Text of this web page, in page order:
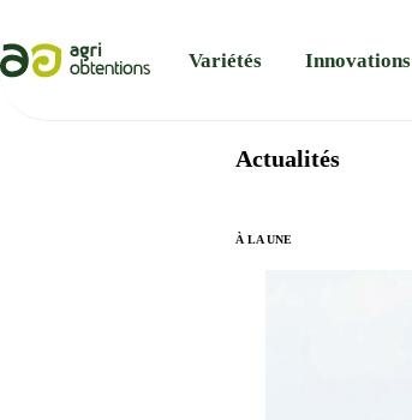
Variétés Innovations
Actualités
À LA UNE